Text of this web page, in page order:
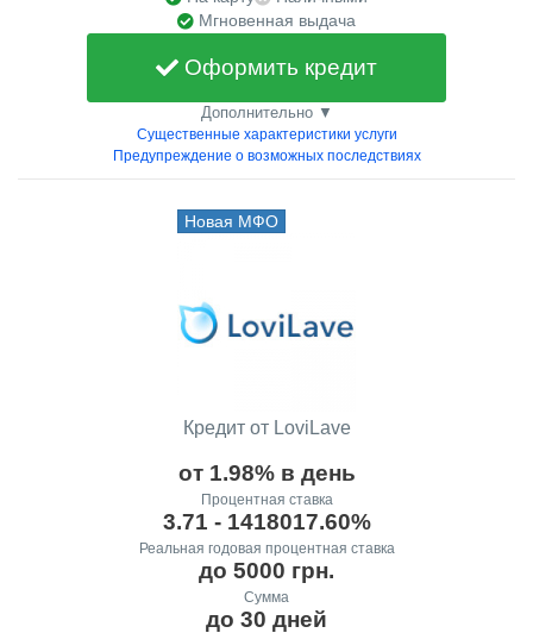
Мгновенная выдача
Оформить кредит
Дополнительно ▼
Существенные характеристики услуги
Предупреждение о возможных последствиях
Новая МФО
Кредит от LoviLave
от 1.98% в день
Процентная ставка
3.71 - 1418017.60%
Реальная годовая процентная ставка
до 5000 грн.
Сумма
до 30 дней